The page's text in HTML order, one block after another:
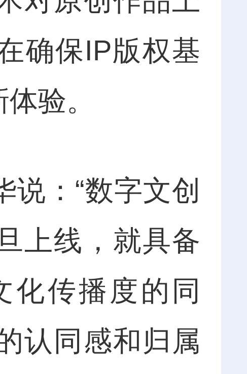
确保IP版权基
验。
：“数字文创
上线，就具备
化传播度的同
认同感和归属